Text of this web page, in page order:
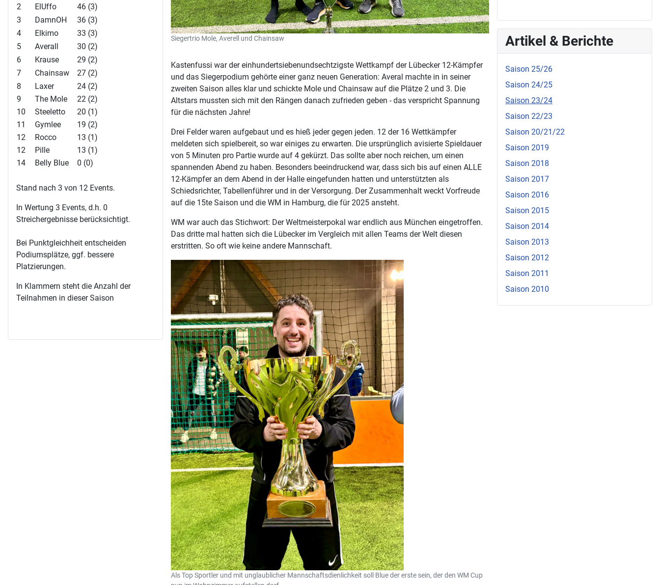
2
ElUffo
46 (3)
3
DamnOH
36 (3)
4
Elkimo
33 (3)
5
Averall
30 (2)
6
Krause
29 (2)
7
Chainsaw
27 (2)
8
Laxer
24 (2)
9
The Mole
22 (2)
10
Steeletto
20 (1)
11
Gymlee
19 (2)
12
Rocco
13 (1)
12
Pille
13 (1)
14
Belly Blue 0 (0)
Stand nach 3 von 12 Events.
In Wertung 3 Events, d.h. 0
Streichergebnisse berücksichtigt.
Bei Punktgleichheit entscheiden
Podiumsplätze, ggf. bessere
Platzierungen.
In Klammern steht die Anzahl der
Teilnahmen in dieser Saison
Siegertrio Mole, Averell und Chainsaw
Kastenfussi war der einhundertsiebenundsechtzigste Wettkampf der Lübecker 12-Kämpfer
und das Siegerpodium gehörte einer ganz neuen Generation: Averal machte in in seiner
zweiten Saison alles klar und schickte Mole und Chainsaw auf die Plätze 2 und 3. Die
Altstars mussten sich mit den Rängen danach zufrieden geben - das verspricht Spannung
für die nächsten Jahre!
Drei Felder waren aufgebaut und es hieß jeder gegen jeden. 12 der 16 Wettkämpfer
meldeten sich spielbereit, so war einiges zu erwarten. Die ursprünglich avisierte Spieldauer
von 5 Minuten pro Partie wurde auf 4 gekürzt. Das sollte aber noch reichen, um einen
spannenden Abend zu haben. Besonders beeindruckend war, dass sich bis auf einen ALLE
12-Kämpfer an dem Abend in der Halle eingefunden hatten und unterstützten als
Schiedsrichter, Tabellenführer und in der Versorgung. Der Zusammenhalt weckt Vorfreude
auf die 15te Saison und die WM in Hamburg, die für 2025 ansteht.
WM war auch das Stichwort: Der Weltmeisterpokal war endlich aus München eingetroffen.
Das dritte mal hatten sich die Lübecker im Vergleich mit allen Teams der Welt diesen
erstritten. So oft wie keine andere Mannschaft.
Als Top Sportler und mit unglaublicher Mannschaftsdienlichkeit soll Blue der erste sein, der den WM Cup
Artikel & Berichte
Saison 25/26
Saison 24/25
Saison 23/24
Saison 22/23
Saison 20/21/22
Saison 2019
Saison 2018
Saison 2017
Saison 2016
Saison 2015
Saison 2014
Saison 2013
Saison 2012
Saison 2011
Saison 2010